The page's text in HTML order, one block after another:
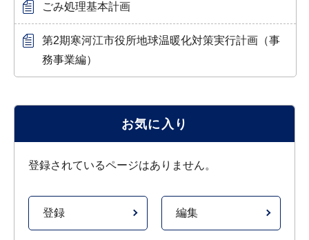
ごみ処理基本計画
第2期寒河江市役所地球温暖化対策実行計画（事
務事業編）
お気に入り
登録されているページはありません。
登録 編集